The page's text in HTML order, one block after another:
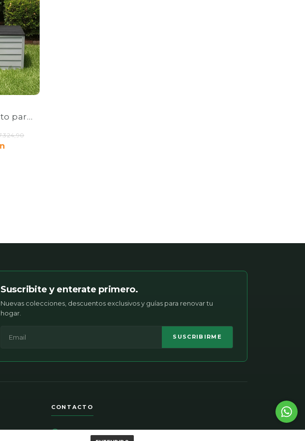
para
Suscribite y enterate primero.
Nuevas colecciones, descuentos exclusivos y guías para renovar tu
hogar.
SUSCRIBIRME
CONTACTO